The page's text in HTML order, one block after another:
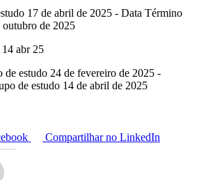
17 de abril de 2025 - Data Término
de 2025
abr 25
estudo 24 de fevereiro de 2025 -
de estudo 14 de abril de 2025
Compartilhar no LinkedIn